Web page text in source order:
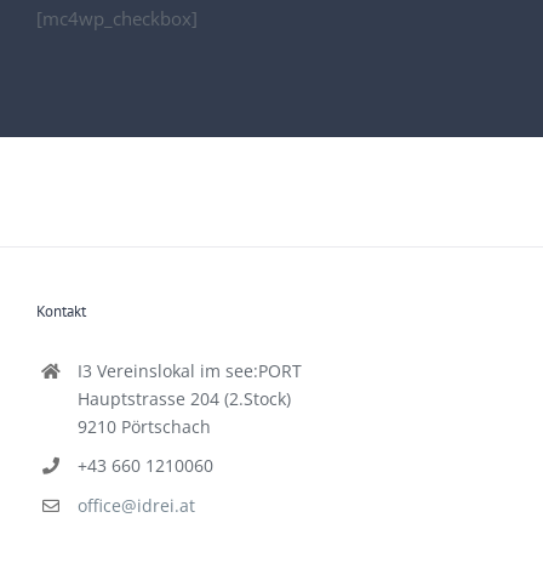
[mc4wp_checkbox]
Kontakt
I3 Vereinslokal im see:PORT
Hauptstrasse 204 (2.Stock)
9210 Pörtschach
+43 660 1210060
office@idrei.at